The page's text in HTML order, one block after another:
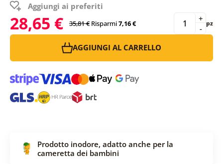
Aggiungi ai preferiti
28,65 € 35,81 € Risparmi7,16 € -
+ pz
AGGIUNGI AL CARRELLO
Prodotto inodore, adatto anche per la
cameretta dei bambini